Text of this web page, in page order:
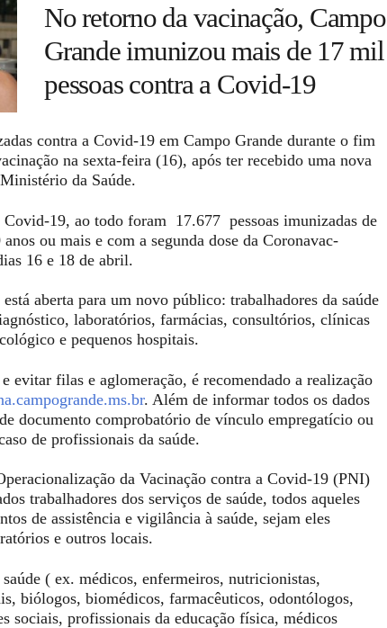
No retorno da vacinação, Campo
Grande imunizou mais de 17 mil
pessoas contra a Covid-19
contra a Covid-19 em Campo Grande durante o fim
na sexta-feira (16), após ter recebido uma nova
da Saúde.
19, ao todo foram 17.677 pessoas imunizadas de
ou mais e com a segunda dose da Coronavac-
16 e 18 de abril.
aberta para um novo público: trabalhadores da saúde
laboratórios, farmácias, consultórios, clínicas
e pequenos hospitais.
evitar filas e aglomeração, é recomendado a realização
. Além de informar todos os dados
documento comprobatório de vínculo empregatício ou
de profissionais da saúde.
da Vacinação contra a Covid-19 (PNI)
trabalhadores dos serviços de saúde, todos aqueles
de assistência e vigilância à saúde, sejam eles
e outros locais.
( ex. médicos, enfermeiros, nutricionistas,
biólogos, biomédicos, farmacêuticos, odontólogos,
sociais, profissionais da educação física, médicos